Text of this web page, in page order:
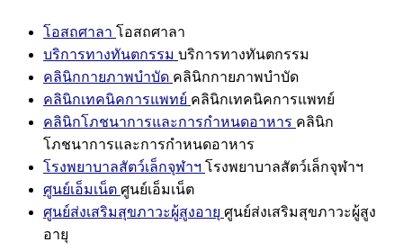
โอสถศาลา โอสถศาลา
บริการทางทันตกรรม บริการทางทันตกรรม
คลินิกกายภาพบำบัด คลินิกกายภาพบำบัด
คลินิกเทคนิคการแพทย์ คลินิกเทคนิคการแพทย์
คลินิกโภชนาการและการกำหนดอาหาร คลินิก
โภชนาการและการกำหนดอาหาร
โรงพยาบาลสัตว์เล็กจุฬาฯ โรงพยาบาลสัตว์เล็กจุฬาฯ
ศูนย์เอ็มเน็ต ศูนย์เอ็มเน็ต
ศูนย์ส่งเสริมสุขภาวะผู้สูงอายุ ศูนย์ส่งเสริมสุขภาวะผู้สูง
อายุ